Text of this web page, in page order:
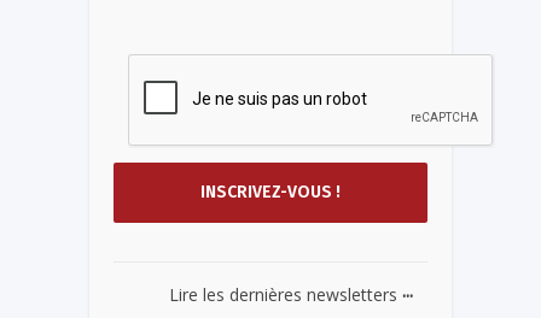
Lire les dernières newsletters ...